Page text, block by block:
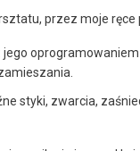
przez moje ręce
jego
styki, zwarcia,